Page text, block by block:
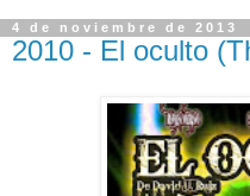
4 de noviembre de 2013
2010 - El oculto